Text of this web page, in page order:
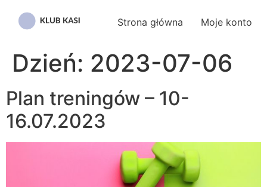
Strona główna Moje konto
Dzień: 2023-07-06
Plan treningów – 10-
16.07.2023